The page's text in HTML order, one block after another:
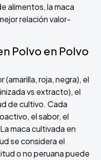
alimentos, la maca
relación valor-
Polvo en Polvo
(amarilla, roja, negra), el
vs extracto), el
de cultivo. Cada
el sabor, el
maca cultivada en
se considera el
o no peruana puede